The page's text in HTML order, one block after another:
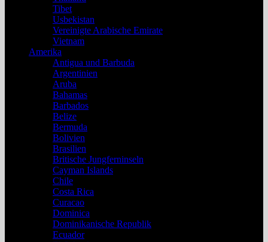
Tibet
Usbekistan
Vereinigte Arabische Emirate
Vietnam
Amerika
Antigua und Barbuda
Argentinien
Aruba
Bahamas
Barbados
Belize
Bermuda
Bolivien
Brasilien
Britische Jungferninseln
Cayman Islands
Chile
Costa Rica
Curacao
Dominica
Dominikanische Republik
Ecuador